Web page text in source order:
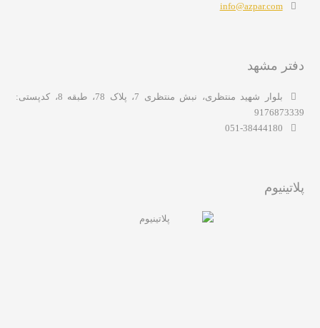
info@azpar.com
دفتر مشهد
بلوار شهید منتظری، نبش منتظری 7، پلاک 78، طبقه 8، کدپستی:
9176873339
051-38444180
پلاتینیوم